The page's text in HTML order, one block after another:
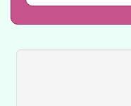
開 智
本校
招甄
適應
本館